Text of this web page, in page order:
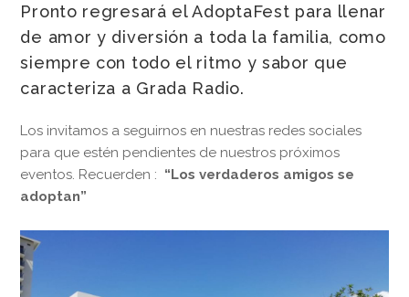
Pronto regresará el AdoptaFest para llenar
de amor y diversión a toda la familia, como
siempre con todo el ritmo y sabor que
caracteriza a Grada Radio.
Los invitamos a seguirnos en nuestras redes sociales
para que estén pendientes de nuestros próximos
eventos. Recuerden : “Los verdaderos amigos se
adoptan”